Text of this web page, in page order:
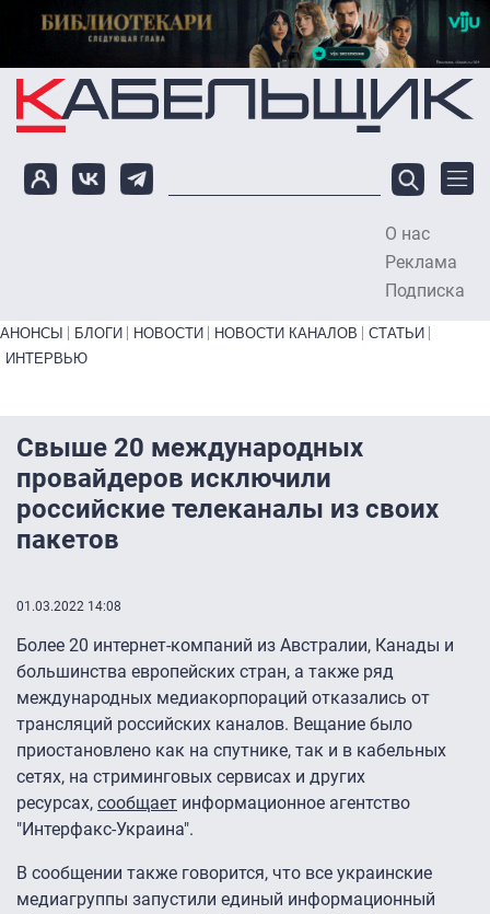
Перейти к основному содержанию
О нас
Реклама
Подписка
Primary links bottom
АНОНСЫ БЛОГИ НОВОСТИ НОВОСТИ КАНАЛОВ
СТАТЬИ
ИНТЕРВЬЮ
Свыше 20 международных
провайдеров исключили
российские телеканалы из своих
пакетов
01.03.2022 14:08
Более 20 интернет-компаний из Австралии, Канады и
большинства европейских стран, а также ряд
международных медиакорпораций отказались от
трансляций российских каналов. Вещание было
приостановлено как на спутнике, так и в кабельных
сетях, на стриминговых сервисах и других
ресурсах, сообщает информационное агентство
"Интерфакс-Украина".
В сообщении также говорится, что все украинские
медиагруппы запустили единый информационный